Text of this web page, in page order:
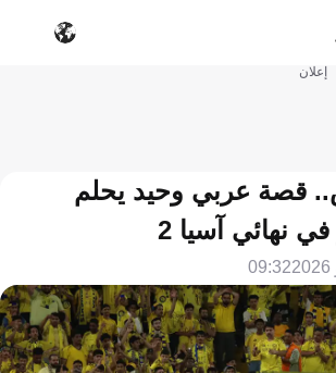
إعلان
قصة عربي وحيد يحلم
نهائي آسيا 2
09:32